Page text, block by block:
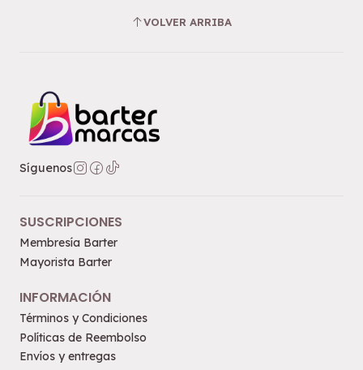
VOLVER ARRIBA
Síguenos
SUSCRIPCIONES
Membresía Barter
Mayorista Barter
INFORMACIÓN
Términos y Condiciones
Políticas de Reembolso
Envíos y entregas